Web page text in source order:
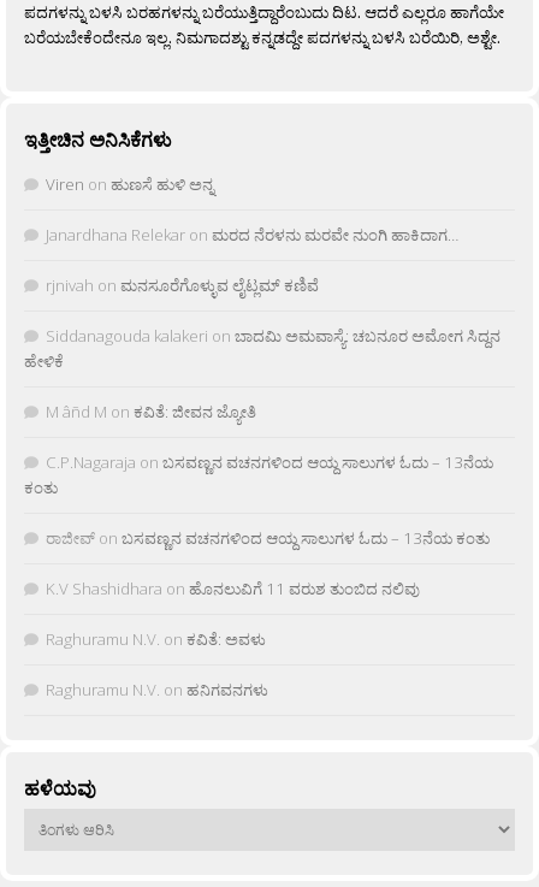
ಪದಗಳನ್ನು ಬಳಸಿ ಬರಹಗಳನ್ನು ಬರೆಯುತ್ತಿದ್ದಾರೆಂಬುದು ದಿಟ. ಆದರೆ ಎಲ್ಲರೂ ಹಾಗೆಯೇ
ಬರೆಯಬೇಕೆಂದೇನೂ ಇಲ್ಲ. ನಿಮಗಾದಶ್ಟು ಕನ್ನಡದ್ದೇ ಪದಗಳನ್ನು ಬಳಸಿ ಬರೆಯಿರಿ, ಅಶ್ಟೇ.
ಇತ್ತೀಚಿನ ಅನಿಸಿಕೆಗಳು
Viren on ಹುಣಸೆ ಹುಳಿ ಅನ್ನ
Janardhana Relekar on ಮರದ ನೆರಳನು ಮರವೇ ನುಂಗಿ ಹಾಕಿದಾಗ…
rjnivah on ಮನಸೂರೆಗೊಳ್ಳುವ ಲೈಟ್ಲಮ್ ಕಣಿವೆ
Siddanagouda kalakeri on ಬಾದಮಿ ಅಮವಾಸ್ಯೆ: ಚಬನೂರ ಅಮೋಗ ಸಿದ್ದನ
ಹೇಳಿಕೆ
M âñd M on ಕವಿತೆ: ಜೀವನ ಜ್ಯೋತಿ
C.P.Nagaraja on ಬಸವಣ್ಣನ ವಚನಗಳಿಂದ ಆಯ್ದ ಸಾಲುಗಳ ಓದು – 13ನೆಯ
ಕಂತು
ರಾಜೀವ್ on ಬಸವಣ್ಣನ ವಚನಗಳಿಂದ ಆಯ್ದ ಸಾಲುಗಳ ಓದು – 13ನೆಯ ಕಂತು
K.V Shashidhara on ಹೊನಲುವಿಗೆ 11 ವರುಶ ತುಂಬಿದ ನಲಿವು
Raghuramu N.V. on ಕವಿತೆ: ಅವಳು
Raghuramu N.V. on ಹನಿಗವನಗಳು
ಹಳೆಯವು
ಹಳೆಯವು